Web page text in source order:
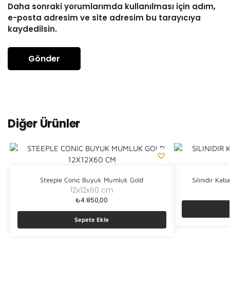
Daha sonraki yorumlarımda kullanılması için adım,
e-posta adresim ve site adresim bu tarayıcıya
kaydedilsin.
Diğer Ürünler
Steeple Conıc Buyuk Mumluk Gold
12x12x60 cm
₺4.850,00
Sepete Ekle
Sılınıdır